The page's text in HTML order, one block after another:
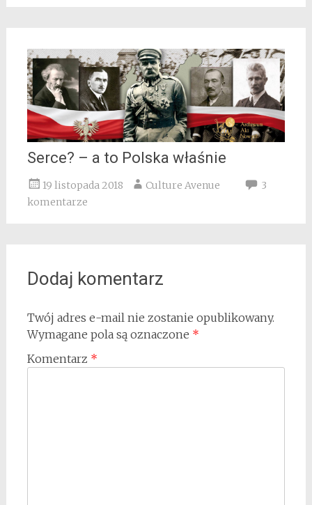
Serce? – a to Polska właśnie
19 listopada 2018 Culture Avenue
3
komentarze
Dodaj komentarz
Twój adres e-mail nie zostanie opublikowany.
Wymagane pola są oznaczone *
Komentarz *